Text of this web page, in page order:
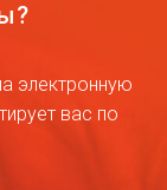
электронную
вас по